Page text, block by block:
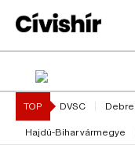
TOP DVSC
Hajdú-Bihar vármegye